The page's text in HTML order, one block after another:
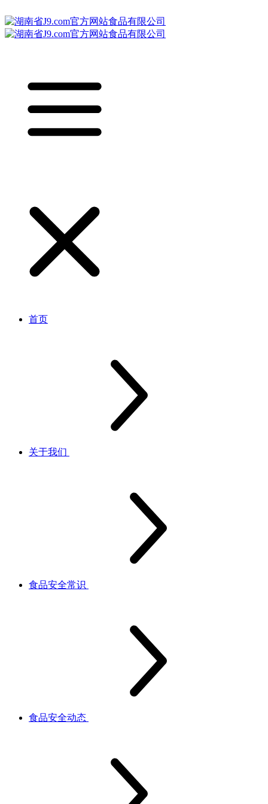
首页
关于我们
食品安全常识
食品安全动态